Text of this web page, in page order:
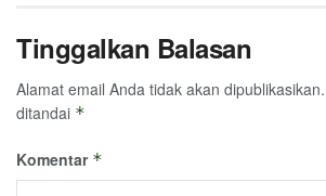
Tinggalkan Balasan
Alamat email Anda tidak akan dipublikasikan.
ditandai *
Komentar *